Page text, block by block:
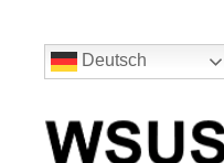
springen
Deutsch